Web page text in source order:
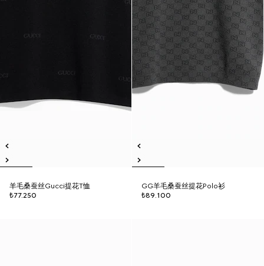
羊毛桑蚕丝Gucci提花T恤
₺77.250
GG羊毛桑蚕丝提花Polo衫
₺89.100